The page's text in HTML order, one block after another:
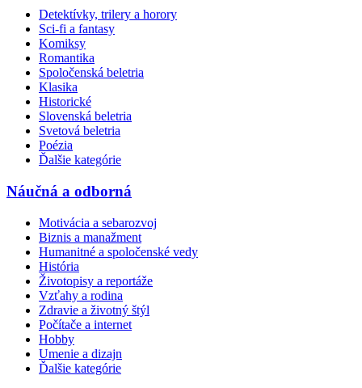
Detektívky, trilery a horory
Sci-fi a fantasy
Komiksy
Romantika
Spoločenská beletria
Klasika
Historické
Slovenská beletria
Svetová beletria
Poézia
Ďalšie kategórie
Náučná a odborná
Motivácia a sebarozvoj
Biznis a manažment
Humanitné a spoločenské vedy
História
Životopisy a reportáže
Vzťahy a rodina
Zdravie a životný štýl
Počítače a internet
Hobby
Umenie a dizajn
Ďalšie kategórie